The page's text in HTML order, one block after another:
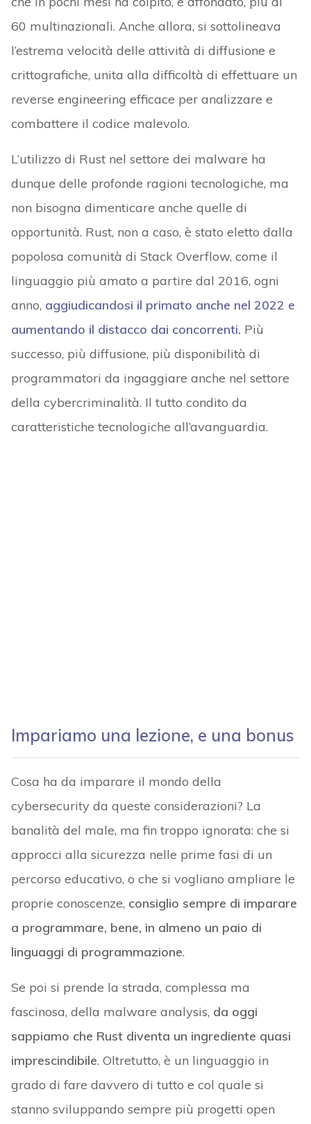
60 multinazionali. Anche allora, si sottolineava
l’estrema velocità delle attività di diffusione e
crittografiche, unita alla difficoltà di effettuare un
reverse engineering efficace per analizzare e
combattere il codice malevolo.
L’utilizzo di Rust nel settore dei malware ha
dunque delle profonde ragioni tecnologiche, ma
non bisogna dimenticare anche quelle di
opportunità. Rust, non a caso, è stato eletto dalla
popolosa comunità di Stack Overflow, come il
linguaggio più amato a partire dal 2016, ogni
anno, aggiudicandosi il primato anche nel 2022 e
aumentando il distacco dai concorrenti. Più
successo, più diffusione, più disponibilità di
programmatori da ingaggiare anche nel settore
della cybercriminalità. Il tutto condito da
caratteristiche tecnologiche all’avanguardia.
Impariamo una lezione, e una bonus
Cosa ha da imparare il mondo della
cybersecurity da queste considerazioni? La
banalità del male, ma fin troppo ignorata: che si
approcci alla sicurezza nelle prime fasi di un
percorso educativo, o che si vogliano ampliare le
proprie conoscenze, consiglio sempre di imparare
a programmare, bene, in almeno un paio di
linguaggi di programmazione.
Se poi si prende la strada, complessa ma
fascinosa, della malware analysis, da oggi
sappiamo che Rust diventa un ingrediente quasi
imprescindibile. Oltretutto, è un linguaggio in
grado di fare davvero di tutto e col quale si
stanno sviluppando sempre più progetti open